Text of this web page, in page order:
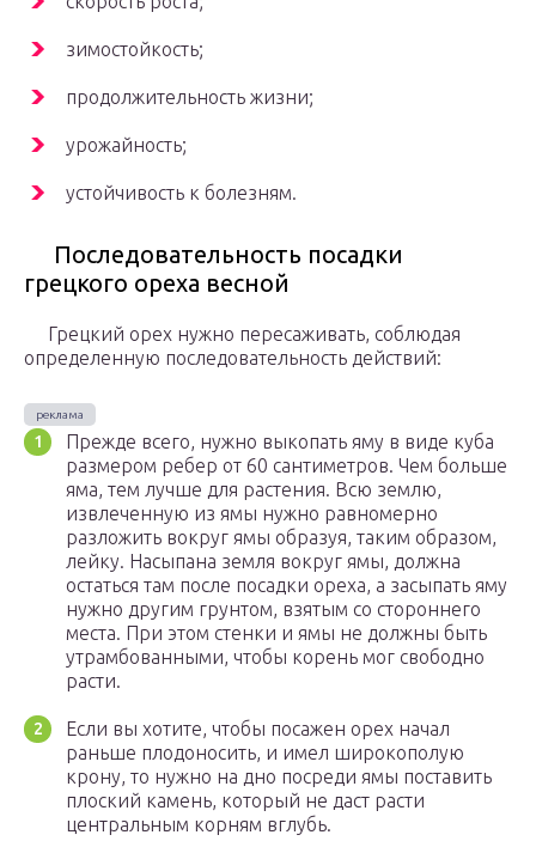
зимостойкость;
продолжительность жизни;
урожайность;
устойчивость к болезням.
Последовательность посадки
грецкого ореха весной
Грецкий орех нужно пересаживать, соблюдая
определенную последовательность действий:
Прежде всего, нужно выкопать яму в виде куба
размером ребер от 60 сантиметров. Чем больше
яма, тем лучше для растения. Всю землю,
извлеченную из ямы нужно равномерно
разложить вокруг ямы образуя, таким образом,
лейку. Насыпана земля вокруг ямы, должна
остаться там после посадки ореха, а засыпать яму
нужно другим грунтом, взятым со стороннего
места. При этом стенки и ямы не должны быть
утрамбованными, чтобы корень мог свободно
расти.
Если вы хотите, чтобы посажен орех начал
раньше плодоносить, и имел широкополую
крону, то нужно на дно посреди ямы поставить
плоский камень, который не даст расти
центральным корням вглубь.